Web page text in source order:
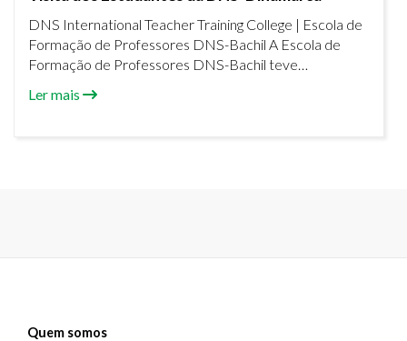
DNS International Teacher Training College | Escola de
Formação de Professores DNS-Bachil A Escola de
Formação de Professores DNS-Bachil teve
DNS International Teacher Training College, que
Ler mais
Quem somos